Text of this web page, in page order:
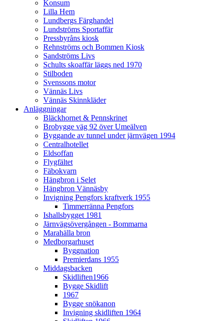
Konsum
Lilla Hem
Lundbergs Färghandel
Lundströms Sportaffär
Pressbyråns kiosk
Rehnströms och Bommen Kiosk
Sandströms Livs
Schults skoaffär läggs ned 1970
Stilboden
Svenssons motor
Vännäs Livs
Vännäs Skinnkläder
Anläggningar
Bläckhornet & Pennskrinet
Brobygge väg 92 över Umeälven
Byggande av tunnel under järnvägen 1994
Centralhotellet
Eldsoffan
Flygfältet
Fäbokvarn
Hängbron i Selet
Hängbron Vännäsby
Invigning Pengfors kraftverk 1955
Timmerränna Pengfors
Ishallsbygget 1981
Järnvägsövergången - Bommarna
Marahälla bron
Medborgarhuset
Byggnation
Premierdans 1955
Middagsbacken
Skidliften1966
Bygge Skidlift
1967
Bygge snökanon
Invigning skidliften 1964